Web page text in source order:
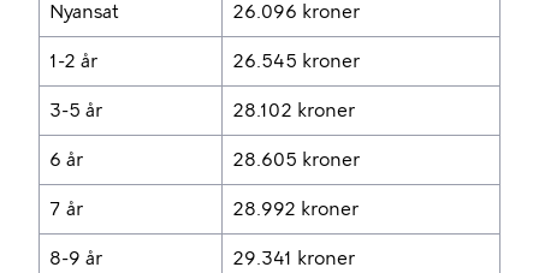
Nyansat 26.096 kroner
1-2 år 26.545 kroner
3-5 år 28.102 kroner
6 år 28.605 kroner
7 år 28.992 kroner
8-9 år 29.341 kroner